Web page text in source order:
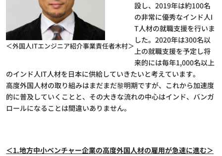
＜外国人ITエンジニア紹介事業責任者木村＞
設し、2019年は約100名
の非常に優秀なインド人I
T人材の就職支援を行いま
した。2020年は300名以
上の就職支援を予定し将
来的には毎年1,000名以上
のインド人IT人材を日本に供給していきたいと考えています。
高度外国人材の取り組みはまだまだ黎明期ですが、これから加速度
的に普及していくことと、その大きな流れの中心はインド、バンガ
ロールになることは間違いありません。
＜1.地方中小ベンチャー企業の高度外国人材の雇用が急速に進む＞